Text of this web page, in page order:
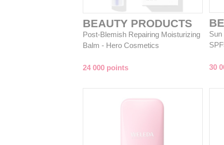
BEAUTY PRODUCTS
Post-Blemish Repairing Moisturizing
Balm - Hero Cosmetics
24 000 points 30